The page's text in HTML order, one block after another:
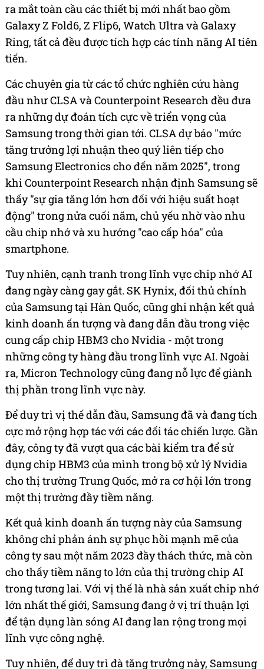
ra mắt toàn cầu các thiết bị mới nhất bao gồm
Galaxy Z Fold6, Z Flip6, Watch Ultra và Galaxy
Ring, tất cả đều được tích hợp các tính năng AI tiên
tiến.
Các chuyên gia từ các tổ chức nghiên cứu hàng
đầu như CLSA và Counterpoint Research đều đưa
ra những dự đoán tích cực về triển vọng của
Samsung trong thời gian tới. CLSA dự báo "mức
tăng trưởng lợi nhuận theo quý liên tiếp cho
Samsung Electronics cho đến năm 2025", trong
khi Counterpoint Research nhận định Samsung sẽ
thấy "sự gia tăng lớn hơn đối với hiệu suất hoạt
động" trong nửa cuối năm, chủ yếu nhờ vào nhu
cầu chip nhớ và xu hướng "cao cấp hóa" của
smartphone.
Tuy nhiên, cạnh tranh trong lĩnh vực chip nhớ AI
đang ngày càng gay gắt. SK Hynix, đối thủ chính
của Samsung tại Hàn Quốc, cũng ghi nhận kết quả
kinh doanh ấn tượng và đang dẫn đầu trong việc
cung cấp chip HBM3 cho Nvidia - một trong
những công ty hàng đầu trong lĩnh vực AI. Ngoài
ra, Micron Technology cũng đang nỗ lực để giành
thị phần trong lĩnh vực này.
Để duy trì vị thế dẫn đầu, Samsung đã và đang tích
cực mở rộng hợp tác với các đối tác chiến lược. Gần
đây, công ty đã vượt qua các bài kiểm tra để sử
dụng chip HBM3 của mình trong bộ xử lý Nvidia
cho thị trường Trung Quốc, mở ra cơ hội lớn trong
một thị trường đầy tiềm năng.
Kết quả kinh doanh ấn tượng này của Samsung
không chỉ phản ánh sự phục hồi mạnh mẽ của
công ty sau một năm 2023 đầy thách thức, mà còn
cho thấy tiềm năng to lớn của thị trường chip AI
trong tương lai. Với vị thế là nhà sản xuất chip nhớ
lớn nhất thế giới, Samsung đang ở vị trí thuận lợi
để tận dụng làn sóng AI đang lan rộng trong mọi
lĩnh vực công nghệ.
Tuy nhiên, để duy trì đà tăng trưởng này, Samsung